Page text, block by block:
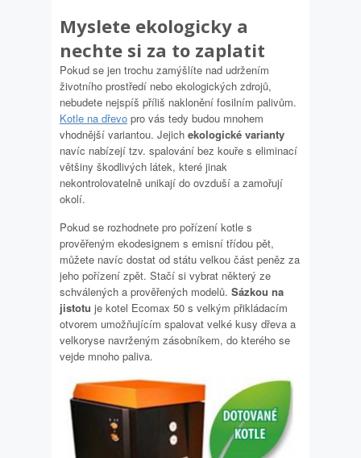
Myslete ekologicky a
nechte si za to zaplatit
Pokud se jen trochu zamýšlíte nad udržením
životního prostředí nebo ekologických zdrojů,
nebudete nejspíš příliš naklonění fosilním palivům.
Kotle na dřevo pro vás tedy budou mnohem
vhodnější variantou. Jejich ekologické varianty
navíc nabízejí tzv. spalování bez kouře s eliminací
většiny škodlivých látek, které jinak
nekontrolovatelně unikají do ovzduší a zamořují
okolí.
Pokud se rozhodnete pro pořízení kotle s
prověřeným ekodesignem s emisní třídou pět,
můžete navíc dostat od státu velkou část peněz za
jeho pořízení zpět. Stačí si vybrat některý ze
schválených a prověřených modelů. Sázkou na
jistotu je kotel Ecomax 50 s velkým přikládacím
otvorem umožňujícím spalovat velké kusy dřeva a
velkoryse navrženým zásobníkem, do kterého se
vejde mnoho paliva.